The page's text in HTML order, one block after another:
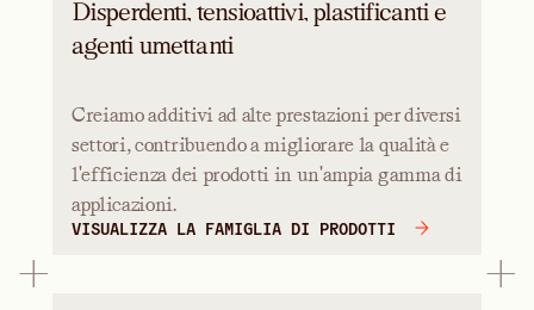
Disperdenti, tensioattivi, plastificanti e
agenti umettanti
Creiamo additivi ad alte prestazioni per diversi
settori, contribuendo a migliorare la qualità e
l'efficienza dei prodotti in un'ampia gamma di
applicazioni.
VISUALIZZA LA FAMIGLIA DI PRODOTTI